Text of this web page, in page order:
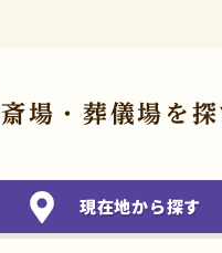
斎場・葬儀場を探
現在地から探す